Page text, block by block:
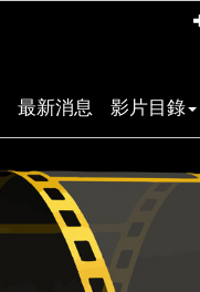
最新消息 影片目錄